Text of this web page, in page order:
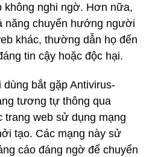
không nghi ngờ. Hơn nữa,
năng chuyển hướng người
khác, thường dẫn họ đến
tin cậy hoặc độc hại.
bắt gặp Antivirus-
tương tự thông qua
web sử dụng mạng
tạo. Các mạng này sử
cáo đáng ngờ để chuyển